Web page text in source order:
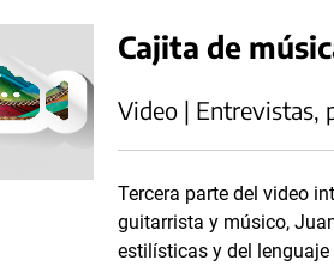
Cajita de
Video | Entrevistas,
Tercera parte del video
guitarrista y músico,
estilísticas y del